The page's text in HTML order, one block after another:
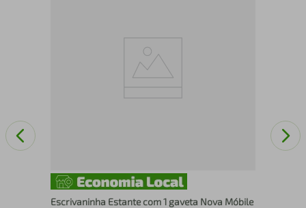
Escrivaninha Estante com 1 gaveta Nova Móbile